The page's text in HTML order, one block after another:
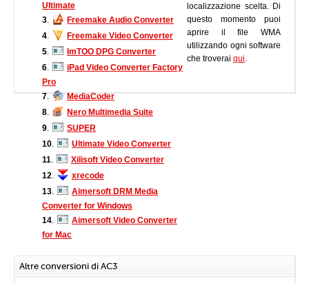
Ultimate
3
Freemake Audio Converter
4
Freemake Video Converter
5
ImTOO DPG Converter
6
iPad Video Converter Factory
Pro
7.
MediaCoder
8
Nero Multimedia Suite
9
SUPER
10
Ultimate Video Converter
11
Xilisoft Video Converter
12
xrecode
13
Aimersoft DRM Media
Converter for Windows
14
Aimersoft Video Converter
for Mac
localizzazione scelta. Di
questo momento puoi
aprire il file WMA
utilizzando ogni software
che troverai qui.
Altre conversioni di AC3